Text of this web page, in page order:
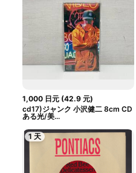
1,000 日元(42.9 元)
cd17)ジャンク 小沢健二 8cm CD
ある光/美...
1 天